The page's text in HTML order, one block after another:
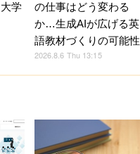
学
の仕事はどう変わる
か…生成AIが広げる英
語教材づくりの可能性
2026.8.6 Thu 13:15